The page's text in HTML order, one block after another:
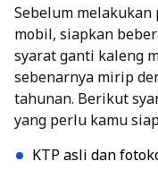
Sebelum
mobil, siapkan
syarat ganti kaleng
sebenarnya mirip
tahunan. Berikut
yang perlu kamu
KTP asli dan